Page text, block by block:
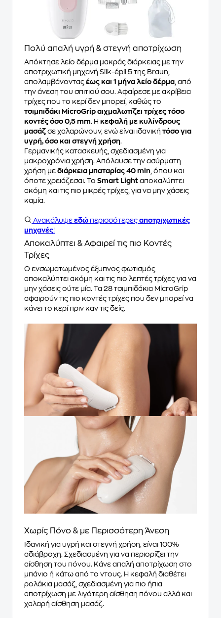
Πολύ απαλή υγρή & στεγνή αποτρίχωση
Απόκτησε λείο δέρμα μακράς διάρκειας με την
αποτριχωτική μηχανή Silk-épil 5 της Braun,
απολαμβάνοντας έως και 1 μήνα λείο δέρμα , από
την άνεση του σπιτιού σου. Αφαίρεσε με ακρίβεια
τρίχες που το κερί δεν μπορεί, καθώς το
τσιμπιδάκι MicroGrip αιχμαλωτίζει τρίχες τόσο
κοντές όσο 0,5 mm. Η κεφαλή με κυλίνδρους
μασάζ σε χαλαρώνουν, ενώ είναι ιδανική τόσο για
υγρή, όσο και στεγνή χρήση.
Γερμανικής κατασκευής, σχεδιασμένη για
μακροχρόνια χρήση. Απόλαυσε την ασύρματη
χρήση με διάρκεια μπαταρίας 40 min , όπου και
όποτε χρειάζεσαι. Το Smart Light αποκαλύπτει
ακόμη και τις πιο μικρές τρίχες, για να μην χάσεις
καμία.
Ανακάλυψε εδώ περισσότερες αποτριχωτικές
μηχανές!
Αποκαλύπτει & Αφαιρεί τις πιο Κοντές
Τρίχες
Ο ενσωματωμένος έξυπνος φωτισμός
αποκαλύπτει ακόμη και τις πιο λεπτές τρίχες για να
μην χάσεις ούτε μία. Τα 28 τσιμπιδάκια MicroGrip
αφαιρούν τις πιο κοντές τρίχες που δεν μπορεί να
κάνει το κερί πριν καν τις δείς.
Χωρίς Πόνο & με Περισσότερη Άνεση
Ιδανική για υγρή και στεγνή χρήση, είναι 100%
αδιάβροχη. Σχεδιασμένη για να περιορίζει την
αίσθηση του πόνου. Κάνε απαλή αποτρίχωση στο
μπάνιο ή κάτω από το ντους. Η κεφαλή διαθέτει
ρολάκια μασάζ, σχεδιασμένη για πιο ήπια
αποτρίχωση με λιγότερη αίσθηση πόνου αλλά και
χαλαρή αίσθηση μασάζ.